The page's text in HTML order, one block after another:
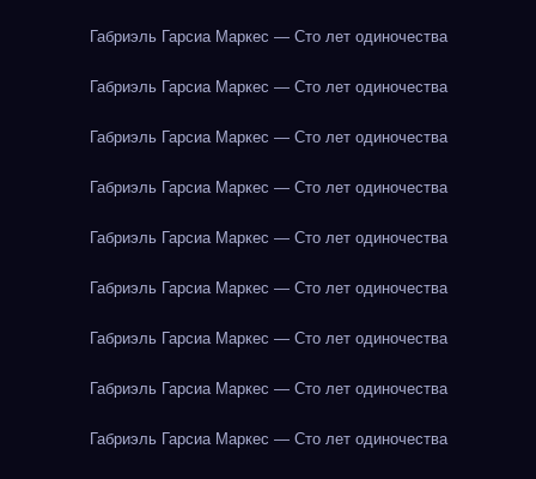
Габриэль Гарсиа Маркес — Сто лет одиночества
Габриэль Гарсиа Маркес — Сто лет одиночества
Габриэль Гарсиа Маркес — Сто лет одиночества
Габриэль Гарсиа Маркес — Сто лет одиночества
Габриэль Гарсиа Маркес — Сто лет одиночества
Габриэль Гарсиа Маркес — Сто лет одиночества
Габриэль Гарсиа Маркес — Сто лет одиночества
Габриэль Гарсиа Маркес — Сто лет одиночества
Габриэль Гарсиа Маркес — Сто лет одиночества